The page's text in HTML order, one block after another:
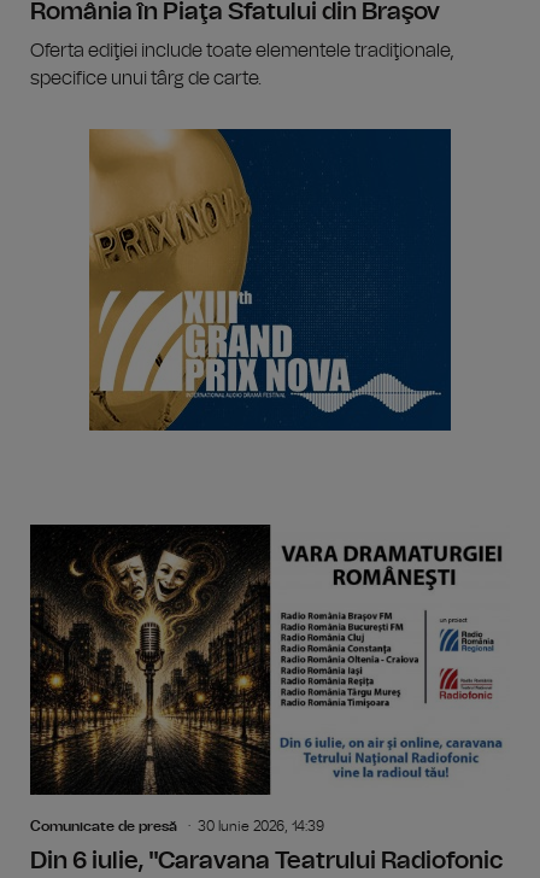
România în Piaţa Sfatului din Braşov
Oferta ediţiei include toate elementele tradiţionale,
specifice unui târg de carte.
Comunicate de presă 30 Iunie 2026, 14:39
Din 6 iulie, "Caravana Teatrului Radiofonic